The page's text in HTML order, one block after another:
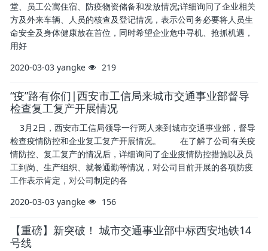
堂、员工公寓住宿、防疫物资储备和发放情况;详细询问了企业相关
方及外来车辆、人员的核查及登记情况，表示公司务必要将人员生
命安全及身体健康放在首位，同时希望企业危中寻机、抢抓机遇，
用好
2020-03-03 yangke 219
“疫”路有你们|西安市工信局来城市交通事业部督导
检查复工复产开展情况
3月2日，西安市工信局领导一行两人来到城市交通事业部，督导
检查疫情防控和企业复工复产开展情况。 在了解了公司有关疫
情防控、复工复产的情况后，详细询问了企业疫情防控措施以及员
工到岗、生产组织、就餐通勤等情况，对公司目前开展的各项防疫
工作表示肯定，对公司制定的各
2020-03-03 yangke 156
【重磅】新突破！ 城市交通事业部中标西安地铁14
号线